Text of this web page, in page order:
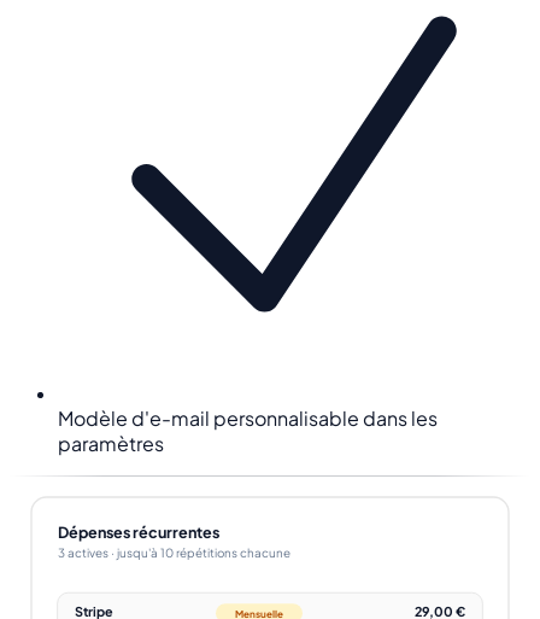
Modèle d'e-mail personnalisable dans les
paramètres
Dépenses récurrentes
3 actives · jusqu'à 10 répétitions chacune
Stripe Mensuelle 29,00 €